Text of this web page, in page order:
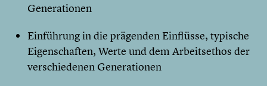
Generationen
Einführung in die prägenden Einflüsse, typische
Eigenschaften, Werte und dem Arbeitsethos der
verschiedenen Generationen